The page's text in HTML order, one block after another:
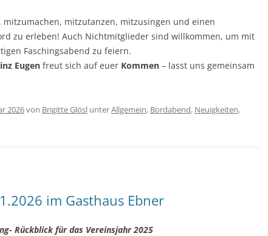
mitzutanzen, mitzusingen und einen
zu erleben! Auch Nichtmitglieder sind willkommen, um mit
Faschingsabend zu feiern.
Eugen freut sich auf euer Kommen – lasst uns gemeinsam
2026von Brigitte Glösl unterAllgemein, Bordabend, Neuigkeiten,
im Gasthaus Ebner
Rückblick für das Vereinsjahr 2025